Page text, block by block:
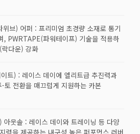
브) 어퍼 : 프리미엄 초경량 소재로 통기
, PWRTAPE(파워테이프) 기술을 적용하
다운) 강화
트) : 레이스 데이에 엘리트급 추진력과
토 전환을 매끄럽게 지원하는 카본
아웃솔 : 레이스 데이와 트레이닝 등 다양
력을 제공하는 내구성 높은 퍼포먼스 러버